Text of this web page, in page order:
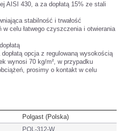
AISI 430, a za dopłatą 15% ze stali
stabilność i trwałość
w celu łatwego czyszczenia i otwierania
opcja z regulowaną wysokością
wynosi 70 kg/m², w przypadku
prosimy o kontakt w celu
Polgast (Polska)
POL-312-W